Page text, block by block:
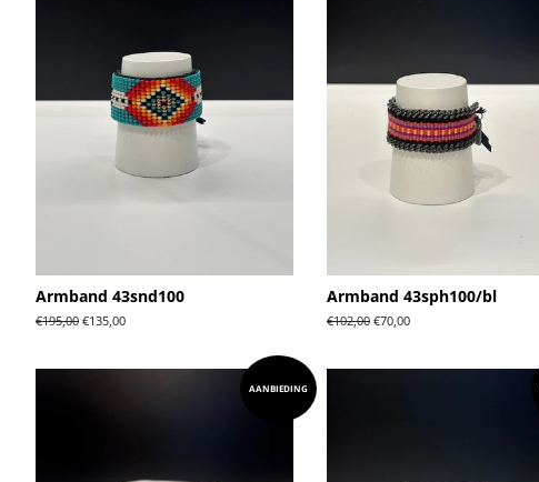
Armband 43snd100
Normale
€195,00 Aanbiedingsprijs
€135,00
Armband 43sph100/bl
Normale
€102,00 Aanbiedingsprijs
€70,00
AANBIEDING